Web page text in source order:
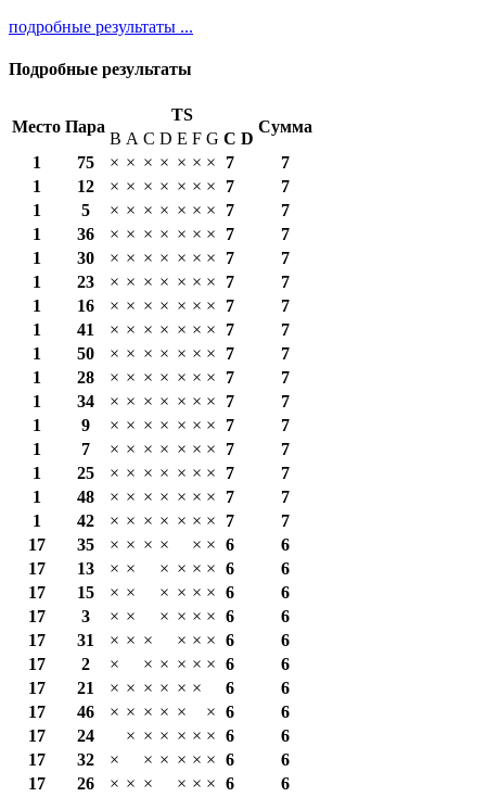
подробные результаты ...
Подробные результаты
Место Пара
TS
Сумма
B A C D E F G С D
1
75 × × × × × × × 7
7
1
12 × × × × × × × 7
7
1
5 × × × × × × × 7
7
1
36 × × × × × × × 7
7
1
30 × × × × × × × 7
7
1
23 × × × × × × × 7
7
1
16 × × × × × × × 7
7
1
41 × × × × × × × 7
7
1
50 × × × × × × × 7
7
1
28 × × × × × × × 7
7
1
34 × × × × × × × 7
7
1
9 × × × × × × × 7
7
1
7 × × × × × × × 7
7
1
25 × × × × × × × 7
7
1
48 × × × × × × × 7
7
1
42 × × × × × × × 7
7
17
35 × × × × × × 6
6
17
13 × × × × × × 6
6
17
15 × × × × × × 6
6
17
3 × × × × × × 6
6
17
31 × × × × × × 6
6
17
2 × × × × × × 6
6
17
21 × × × × × × 6
6
17
46 × × × × × × 6
6
17
24 × × × × × × 6
6
17
32 × × × × × × 6
6
17
26 × × × × × × 6
6